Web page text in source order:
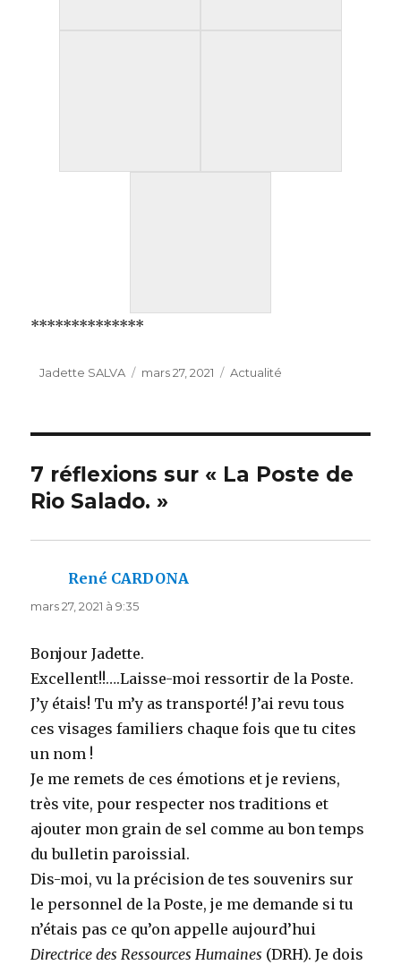
**************
Auteur
Jadette SALVA
Publié
mars 27, 2021 Catégories
Actualité
7 réflexions sur « La Poste de
Rio Salado. »
René CARDONA
mars 27, 2021 à 9:35
Bonjour Jadette.
Excellent!!….Laisse-moi ressortir de la Poste.
J’y étais! Tu m’y as transporté! J’ai revu tous
ces visages familiers chaque fois que tu cites
un nom !
Je me remets de ces émotions et je reviens,
très vite, pour respecter nos traditions et
ajouter mon grain de sel comme au bon temps
du bulletin paroissial.
Dis-moi, vu la précision de tes souvenirs sur
le personnel de la Poste, je me demande si tu
n’étais pas ce qu’on appelle aujourd’hui
Directrice des Ressources Humaines (DRH). Je dois